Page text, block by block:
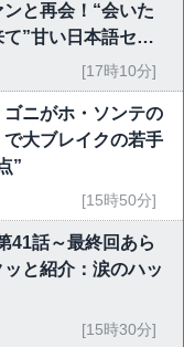
と再会！“会いた
”甘い日本語セリ
[17時10分]
ゴニがホ・ソンテの
大ブレイクの若手
”
[15時50分]
41話～最終回あら
と紹介：涙のハッ
[15時30分]